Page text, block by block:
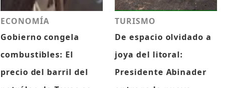
ECONOMÍA
Gobierno congela
combustibles: El
precio del barril del
TURISMO
De espacio olvidado a
joya del litoral:
Presidente Abinader